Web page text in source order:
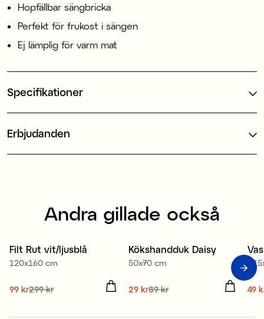
Hopfällbar sängbricka
Perfekt för frukost i sängen
Ej lämplig för varm mat
Specifikationer
Erbjudanden
Andra gillade också
Sale
Filt Rut vit/ljusblå
120x160 cm
Nuvarande pris
99 kr299 kr
Sale
Kökshandduk Daisy
50x70 cm
Nuvarande pris
29 kr89 kr 49